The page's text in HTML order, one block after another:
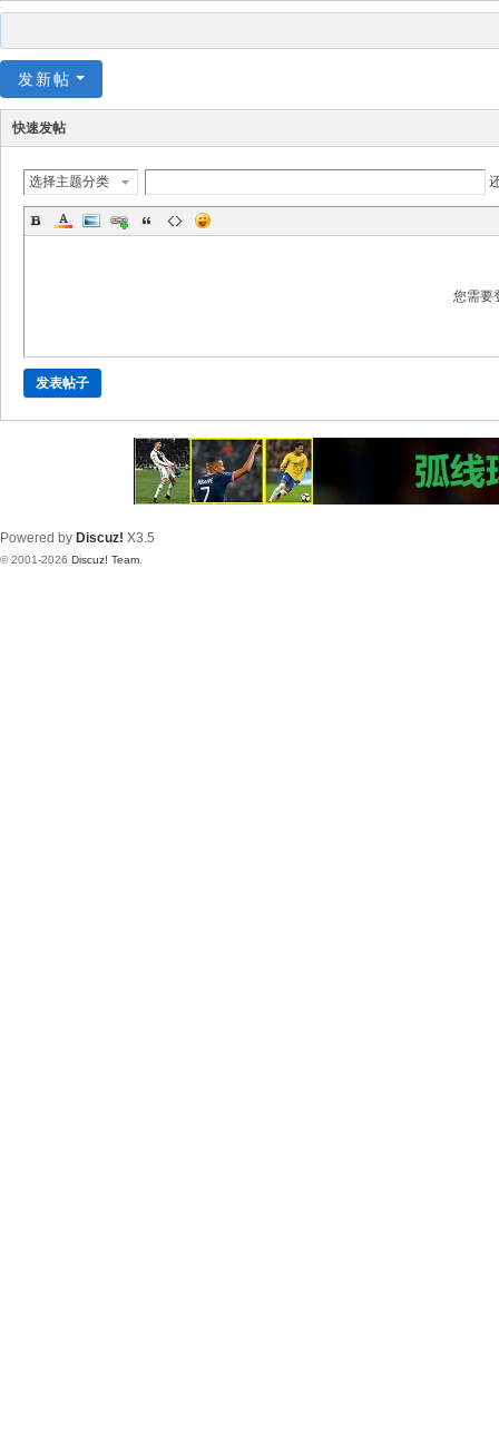
发新帖
快速发帖
选择主题分类
您需要
发表帖子
Powered by Discuz! X3.5
© 2001-2026 Discuz! Team